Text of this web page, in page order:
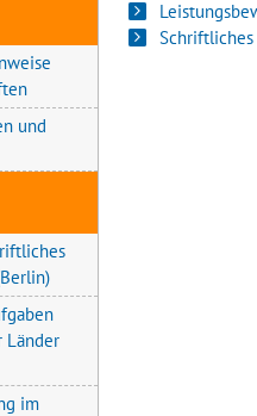
und
Länder
im